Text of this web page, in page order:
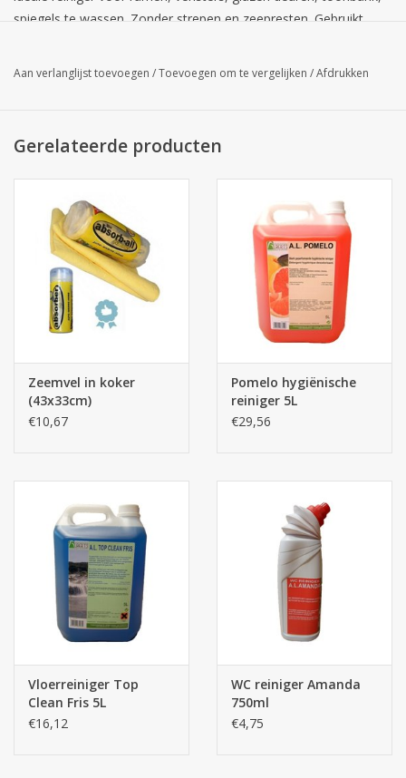
spiegels te wassen. Zonder strepen en zeepresten. Gebruikt
Aan verlanglijst toevoegen /Toevoegen om te vergelijken /Afdrukken
Gerelateerde producten
Zeemvel in koker
(43x33cm)
€10,67
Pomelo hygiënische
reiniger 5L
€29,56
Vloerreiniger Top
Clean Fris 5L
€16,12
WC reiniger Amanda
750ml
€4,75